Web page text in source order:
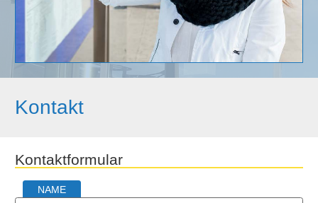
Kontakt
Kontaktformular
NAME